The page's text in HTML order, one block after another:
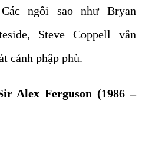
ngôi sao như Bryan
Steve Coppell vẫn
cảnh phập phù.
Alex Ferguson (1986 –